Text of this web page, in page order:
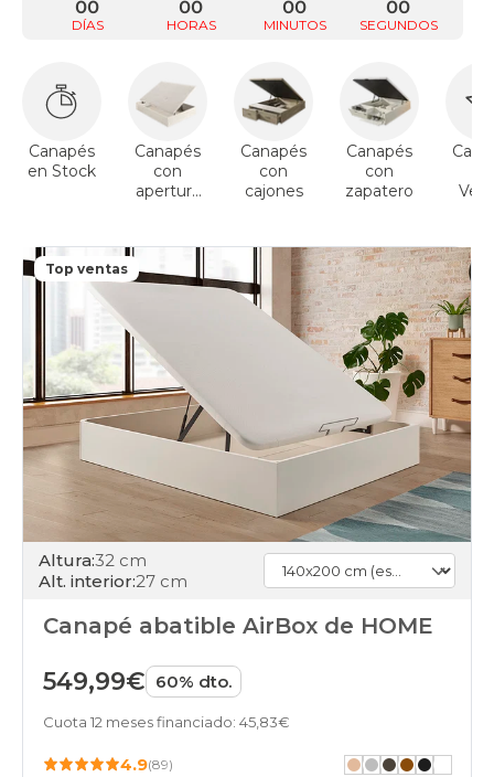
DÍAS
00
HORAS
00
MINUTOS
00
SEGUNDOS
00
Canapés
en Stock
Canapés
con
apertura
Canapés
con
cajones
Canapés
con
zapatero
Top ventas
Altura:32 cm
Alt. interior:27 cm
Canapé abatible AirBox de HOME
549,99€ 60% dto.
Cuota 12 meses financiado: 45,83€
4.9(89)